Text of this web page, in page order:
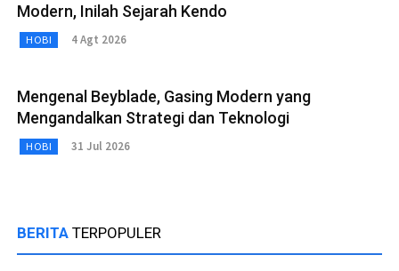
Modern, Inilah Sejarah Kendo
HOBI 4 Agt 2026
Mengenal Beyblade, Gasing Modern yang
Mengandalkan Strategi dan Teknologi
HOBI 31 Jul 2026
BERITA TERPOPULER